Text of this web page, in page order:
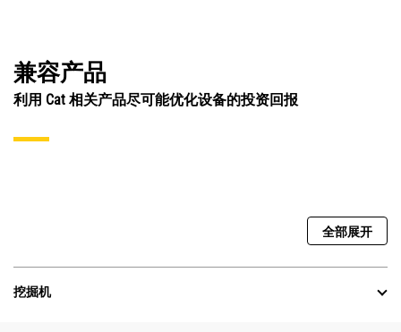
兼容产品
利用 Cat 相关产品尽可能优化设备的投资回报
全部展开
挖掘机